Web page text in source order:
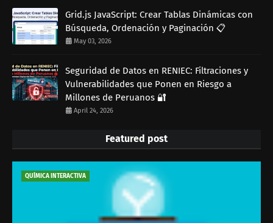
Grid.js JavaScript: Crear Tablas Dinámicas con
Búsqueda, Ordenación y Paginación 📋
May 03, 2026
Seguridad de Datos en RENIEC: Filtraciones y
Vulnerabilidades que Ponen en Riesgo a
Millones de Peruanos 🔐
April 24, 2026
Featured post
QUÍMICA INTERACTIVA